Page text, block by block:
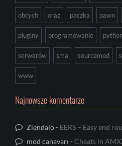
obcych oraz paczka pawn
pluginy programowanie
serwerów sma sourcemod
www
Najnowsze komentarze
Ziendalo- EERS – Easy end
mod canavarı -Cheats in